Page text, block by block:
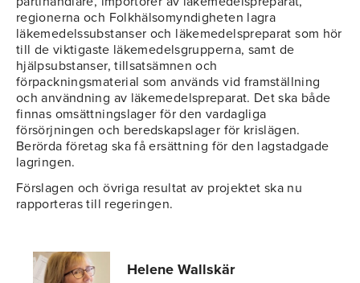
regionerna och Folkhälsomyndigheten lagra
läkemedelssubstanser och läkemedelspreparat som hör
till de viktigaste läkemedelsgrupperna, samt de
hjälpsubstanser, tillsatsämnen och
förpackningsmaterial som används vid framställning
och användning av läkemedelspreparat. Det ska både
finnas omsättningslager för den vardagliga
försörjningen och beredskapslager för krislägen.
Berörda företag ska få ersättning för den lagstadgade
lagringen.
Förslagen och övriga resultat av projektet ska nu
rapporteras till regeringen.
Helene Wallskär